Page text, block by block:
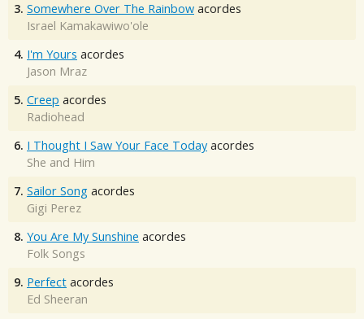
3. Somewhere Over The Rainbow acordes
Israel Kamakawiwo'ole
4. I'm Yours acordes
Jason Mraz
5. Creep acordes
Radiohead
6. I Thought I Saw Your Face Today acordes
She and Him
7. Sailor Song acordes
Gigi Perez
8. You Are My Sunshine acordes
Folk Songs
9. Perfect acordes
Ed Sheeran